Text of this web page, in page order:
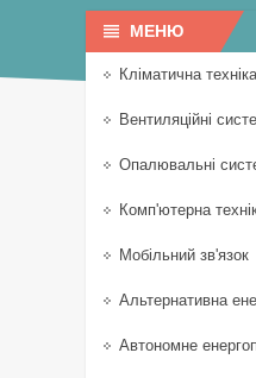
Кліматична техніка
Вентиляційні
Опалювальні
Комп'ютерна
Мобільний зв'язок
Альтернативна
Автономне